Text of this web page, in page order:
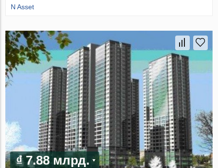
N Asset
₫ 7.88 млрд.